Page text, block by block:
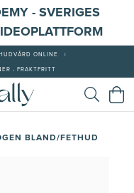
- SVERIGES
ONLINE
- FRAKTFRITT
BLAND/FETHUD